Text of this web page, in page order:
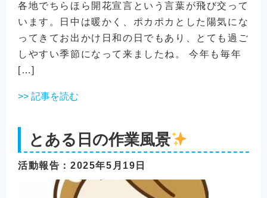
各地でちらほら開花宣言という言葉が飛び交って
います。日中は暖かく、ポカポカとした陽気にな
ってきてお出かけ日和の日でもあり、とても過ご
しやすい季節になって来ましたね。 今年も毎年
[…]
>> 記事を読む
とある日の作業風景
活動報告 ：2025年5月19日